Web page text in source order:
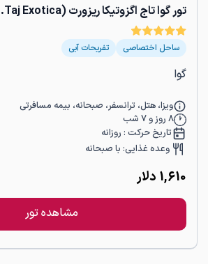
تور گوا تاج اگزوتیکا ریزورت (Taj Exotica...
ساحل اختصاصی تفریحات آبی
گوا
ویزا، هتل، ترانسفر، صبحانه، بیمه مسافرتی
8 روز و7 شب
تاریخ حرکت : روزانه
وعده غذایی: با صبحانه
1,610 دلار
مشاهده تور